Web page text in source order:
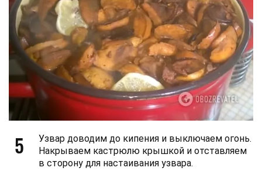
5
Узвар доводим до кипения и выключаем огонь.
Накрываем кастрюлю крышкой и отставляем
в сторону для настаивания узвара.